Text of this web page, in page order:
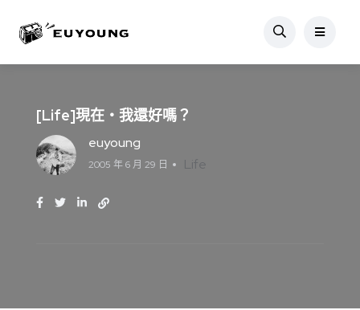
[Life]現在‧我還好嗎？
euyoung
2005 年 6 月 29 日 Life